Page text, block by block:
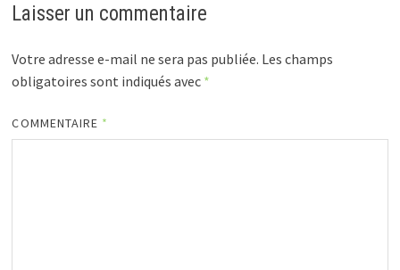
Laisser un commentaire
Votre adresse e-mail ne sera pas publiée. Les champs
obligatoires sont indiqués avec *
COMMENTAIRE *